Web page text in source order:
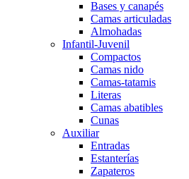
Bases y canapés
Camas articuladas
Almohadas
Infantil-Juvenil
Compactos
Camas nido
Camas-tatamis
Literas
Camas abatibles
Cunas
Auxiliar
Entradas
Estanterías
Zapateros